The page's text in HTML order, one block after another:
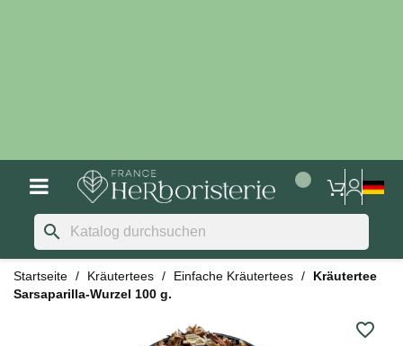
search
Startseite Kräutertees Einfache Kräutertees
Kräutertee
Sarsaparilla-Wurzel 100 g.
favorite_border